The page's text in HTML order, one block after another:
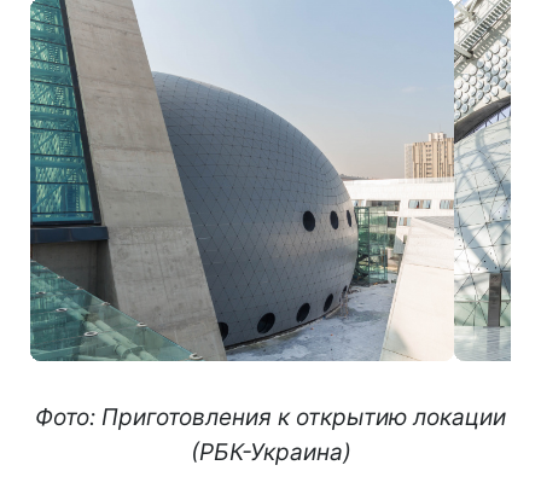
Фото: Приготовления к открытию локации
(РБК-Украина)